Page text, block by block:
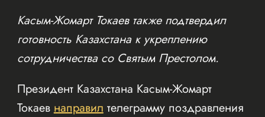
Касым-Жомарт Токаев также подтвердил
готовность Казахстана к укреплению
сотрудничества со Святым Престолом.
Президент Казахстана Касым-Жомарт
Токаевнаправилтелеграмму поздравления